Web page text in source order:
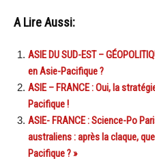
A Lire Aussi:
ASIE DU SUD-EST –
en Asie-Pacifique ?
ASIE – FRANCE : Oui, la
Pacifique !
ASIE- FRANCE : Science-Po
australiens : après la claque,
Pacifique ? »